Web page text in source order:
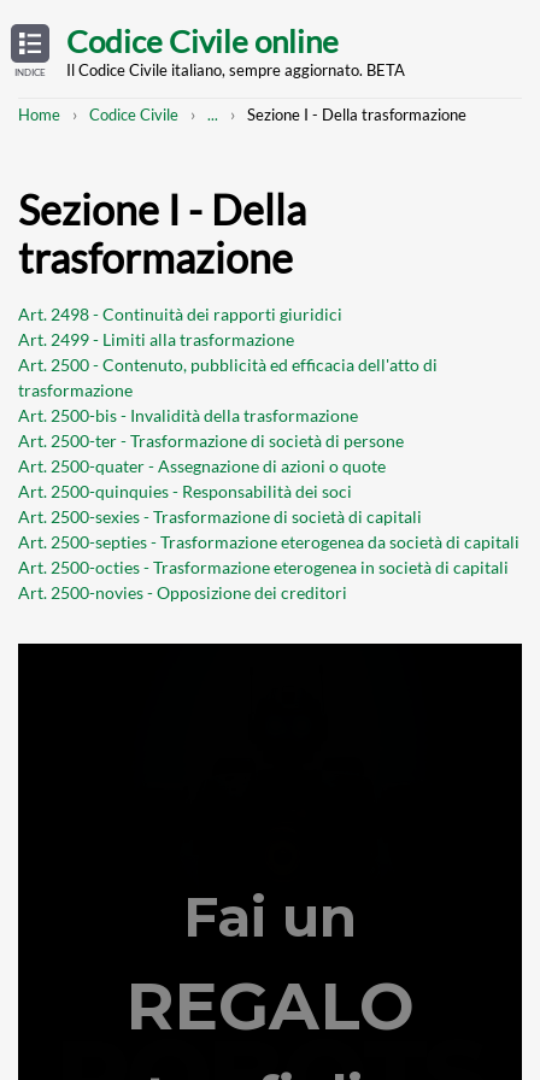
TABLE
OF
CONTENTS
INDICE
main
Codice Civile online
Il Codice Civile italiano, sempre aggiornato. BETA
Breadcrumb
Home Codice Civile
Mostra
... Sezione I - Della trasformazione
Sezione I - Della
trasformazione
Art. 2498 - Continuità dei rapporti giuridici
Art. 2499 - Limiti alla trasformazione
Art. 2500 - Contenuto, pubblicità ed efficacia dell'atto di
trasformazione
Art. 2500-bis - Invalidità della trasformazione
Art. 2500-ter - Trasformazione di società di persone
Art. 2500-quater - Assegnazione di azioni o quote
Art. 2500-quinquies - Responsabilità dei soci
Art. 2500-sexies - Trasformazione di società di capitali
Art. 2500-septies - Trasformazione eterogenea da società di capitali
Art. 2500-octies - Trasformazione eterogenea in società di capitali
Art. 2500-novies - Opposizione dei creditori